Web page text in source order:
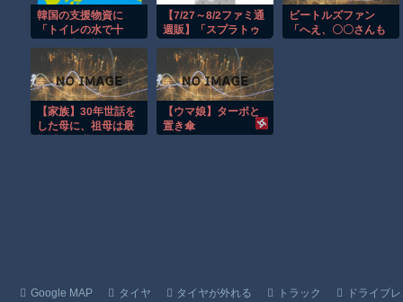
【動画】自動ドアの仕組みを理解した富山のツバメが賢い。
【動画】高速道路を走行中の車からリアガラスが飛んでくる事故(
子供向け漫画、謎の闇の大会に参加しがち問題
【朗報】大人気漫画「GANTZ」がAmazonでなんと全巻100円ｗ
韓国の支援物資に
「トイレの水で十
ト激怒へｗｗｗｗｗ
ｗｗ
【7/27～8/2ファミ通
週販】「スプラトゥ
週連続1位！ほか新作
に「ほの暮しの庭」
「ブルーリフレクシ
ョン カルテット」な
どランクイン！！
ビートルズファン
「へえ、〇〇さんも
【家族】30年世話を
した母に、祖母は最
【ウマ娘】ターボと
置き傘
Google MAP タイヤ タイヤが外れる トラック ドライブ